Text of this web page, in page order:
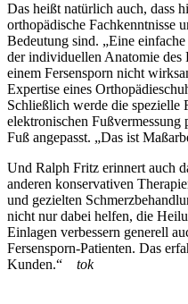
Das heißt natürlich auch, dass
orthopädische Fachkenntnisse
Bedeutung sind. „Eine
der individuellen Anatomie des
einem Fersensporn nicht
Expertise eines
Schließlich werde die spezielle
elektronischen
Fuß angepasst. „Das ist
Und Ralph Fritz erinnert auch
anderen konservativen
und gezielten
nicht nur dabei helfen, die
Einlagen verbessern generell
Fersensporn-Patienten. Das
Kunden.“ tok